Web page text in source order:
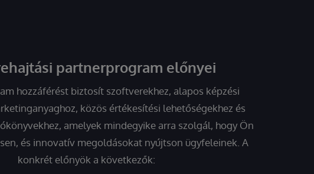
partnerprogram előnyei
hozzáférést biztosít szoftverekhez, alapos képzési
közös értékesítési lehetőségekhez és
amelyek mindegyike arra szolgál, hogy Ön
és innovatív megoldásokat nyújtson ügyfeleinek. A
konkrét előnyök a következők: